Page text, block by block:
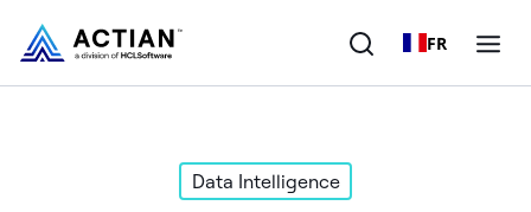
FR
Data Intelligence